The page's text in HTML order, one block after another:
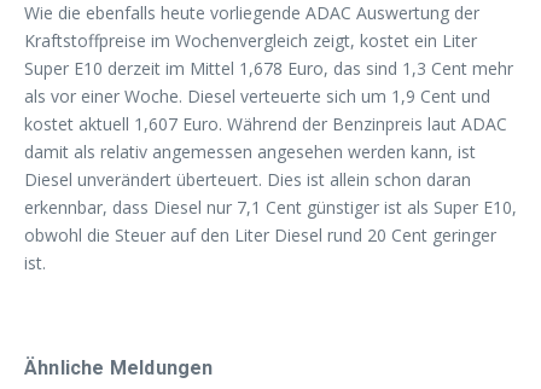
Wie die ebenfalls heute vorliegende ADAC Auswertung der
Kraftstoffpreise im Wochenvergleich zeigt, kostet ein Liter
Super E10 derzeit im Mittel 1,678 Euro, das sind 1,3 Cent mehr
als vor einer Woche. Diesel verteuerte sich um 1,9 Cent und
kostet aktuell 1,607 Euro. Während der Benzinpreis laut ADAC
damit als relativ angemessen angesehen werden kann, ist
Diesel unverändert überteuert. Dies ist allein schon daran
erkennbar, dass Diesel nur 7,1 Cent günstiger ist als Super E10,
obwohl die Steuer auf den Liter Diesel rund 20 Cent geringer
ist.
Ähnliche Meldungen